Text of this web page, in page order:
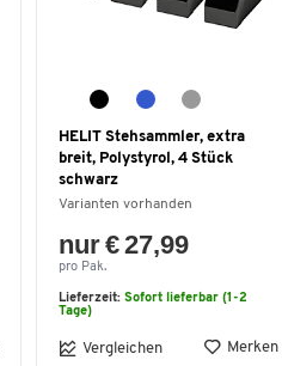
HELIT Stehsammler, extra
breit, Polystyrol, 4 Stück
schwarz
Varianten vorhanden
nur € 27,99
pro Pak.
Lieferzeit: Sofort lieferbar (1-2
Tage)
Vergleichen Merken